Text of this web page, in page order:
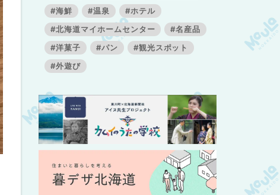
#海鮮
#温泉
#ホテル
#北海道マイホームセンター
#名産品
#洋菓子
#パン
#観光スポット
#外遊び